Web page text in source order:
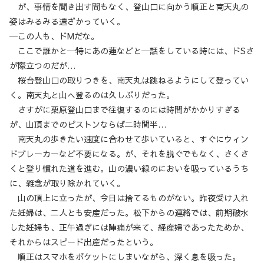
が、事情を聞き出す間もなく、登山口に向かう順正と南天丸の
姿はみるみる遠ざかっていく。
─この人も、ドMだな。
ここで誰かと─特にあの蓮などと─話をしている時には、ドSさ
が際立つのだが…
桜台登山口の取りつきを、南天丸は跳ねるようにして登ってい
く。南天丸と山へ登るのは久しぶりだった。
さすがに栗原登山口まで往復するのには時間がかかりすぎる
が、山頂までのピストンならば二時間半…
南天丸の歩きたい速度に合わせて歩いていると、すぐにウィン
ドブレーカーなど不要になる。が、それを脱ぐでもなく、さくさ
くと登り慣れた道を進む。山の濃い緑のにおいを吸っているうち
に、雑念が取り除かれていく。
山の頂上に立ったが、今日は捨てるものがない。昨夜受け入れ
た妊婦は、二人とも安産だった。松下からの連絡では、前期破水
した妊婦も、正午過ぎには陣痛が来て、経産婦であったためか、
それからはスピード出産だったという。
順正はスマホをポケットにしまいながら、深く息を吸った。